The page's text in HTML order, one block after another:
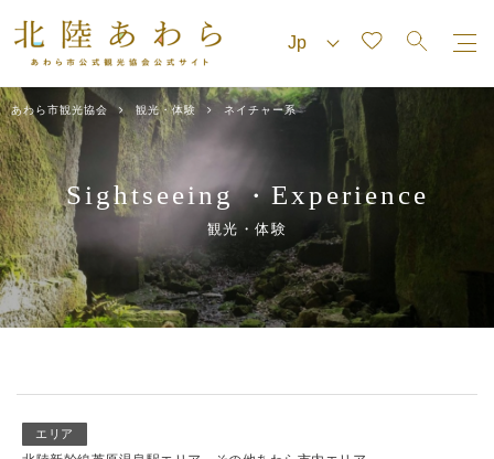
あわら市観光協会 観光・体験 ネイチャー系
Sightseeing・ Experience
観光・体験
エリア